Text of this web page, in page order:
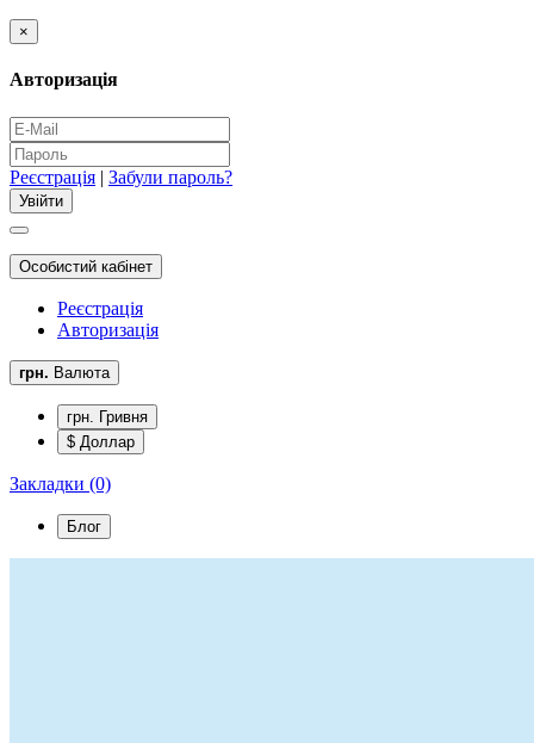
×
Авторизація
Реєстрація | Забули пароль?
Особистий кабінет
Реєстрація
Авторизація
грн. Валюта
грн. Гривня
$ Доллар
Закладки (0)
Блог